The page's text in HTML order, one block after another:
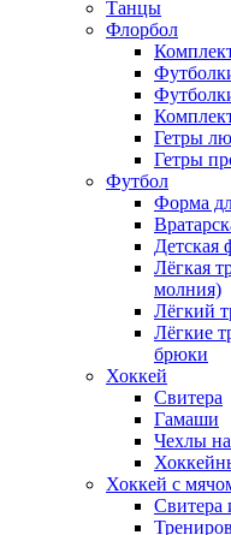
Танцы
Флорбол
Гетры
Гетры
Футбол
Форма
Детская
Лёгкая
молния)
Лёгкий
Лёгкие
брюки
Хоккей
Свитера
Гамаши
Чехлы
Хоккей с
Свитера